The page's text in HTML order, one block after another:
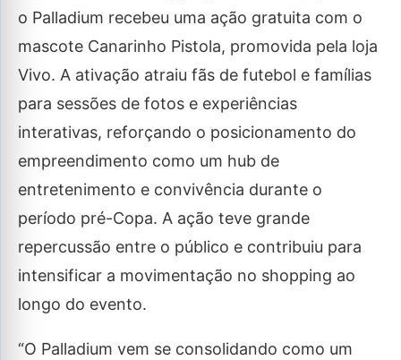
o Palladium recebeu uma ação gratuita com o
mascote Canarinho Pistola, promovida pela loja
Vivo. A ativação atraiu fãs de futebol e famílias
para sessões de fotos e experiências
interativas, reforçando o posicionamento do
empreendimento como um hub de
entretenimento e convivência durante o
período pré-Copa. A ação teve grande
repercussão entre o público e contribuiu para
intensificar a movimentação no shopping ao
longo do evento.
“O Palladium vem se consolidando como um